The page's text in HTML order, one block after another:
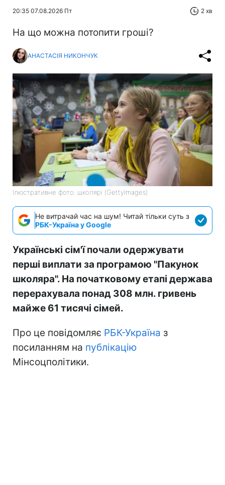
20:35 07.08.2026 Пт 2 хв
На що можна потопити гроші?
АНАСТАСІЯ НИКОНЧУК
Ілюстративне фото: школярі (GettyImages)
Не витрачай час на шум! Читай тільки суть з
РБК-Україна у Google
Українські сім'ї почали одержувати
перші виплати за програмою "Пакунок
школяра". На початковому етапі держава
перерахувала понад 308 млн. гривень
майже 61 тисячі сімей.
Про це повідомляє РБК-Україна з
посиланням на публікацію
Мінсоцполітики.